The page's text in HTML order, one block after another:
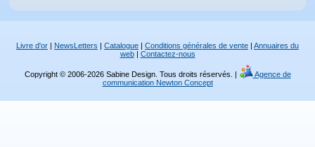
Livre d'or | NewsLetters | Catalogue | Conditions générales de vente | Annuaires du
web| Contactez-nous
Copyright © 2006-2026 Sabine Design. Tous droits réservés. |
Agence de
communication Newton Concept